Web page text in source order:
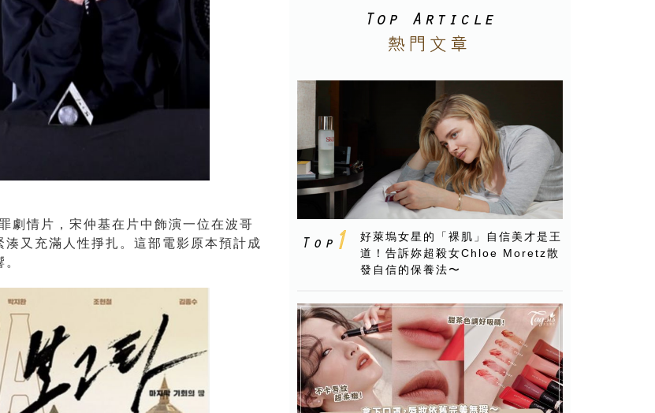
劇情片，宋仲基在片中飾演一位在波哥
又充滿人性掙扎。這部電影原本預計成
好萊塢女星的「裸肌」自信美才是王
道！告訴妳超殺女Chloe Moretz散
發自信的保養法〜